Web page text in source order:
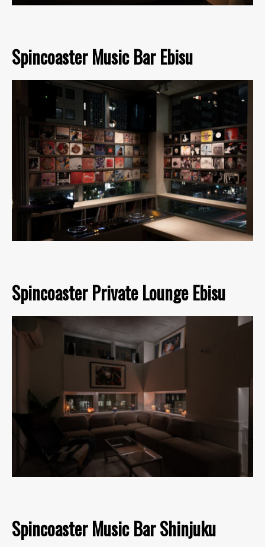
Spincoaster Music Bar Ebisu
Spincoaster Private Lounge Ebisu
Spincoaster Music Bar Shinjuku